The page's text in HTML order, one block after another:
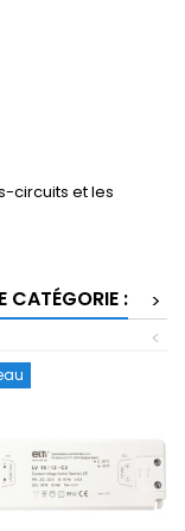
circuits et les
CATÉGORIE :
>
<